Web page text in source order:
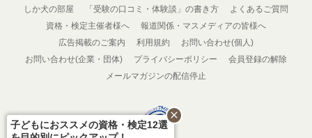
しか犬の部屋 「受験の口コミ・体験談」の書き方
よくあるご質問
資格・検定主催者様へ
報道関係・マスメディアの皆様へ
広告掲載のご案内
利用規約
お問い合わせ(個人)
お問い合わせ(企業・団体)
プライバシーポリシー
会員登録の解除
メールマガジンの配信停止
子どもにおススメの資格・検定12選
close